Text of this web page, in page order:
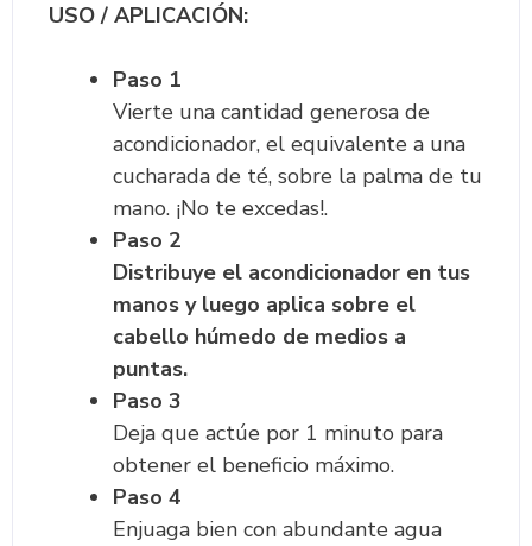
USO / APLICACIÓN:
Paso 1
Vierte una cantidad generosa de
acondicionador, el equivalente a una
cucharada de té, sobre la palma de tu
mano. ¡No te excedas!.
Paso 2
Distribuye el acondicionador en tus
manos y luego aplica sobre el
cabello húmedo de medios a
puntas.
Paso 3
Deja que actúe por 1 minuto para
obtener el beneficio máximo.
Paso 4
Enjuaga bien con abundante agua